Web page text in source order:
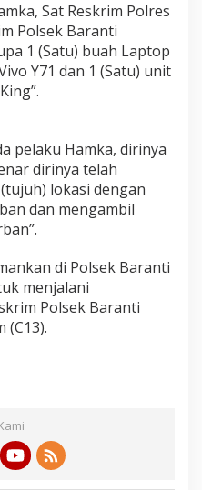
Sat Reskrim Polres
Polsek Baranti
1 (Satu) buah Laptop
Y71 dan 1 (Satu) unit
pelaku Hamka, dirinya
dirinya telah
lokasi dengan
dan mengambil
di Polsek Baranti
menjalani
Polsek Baranti
(C13).